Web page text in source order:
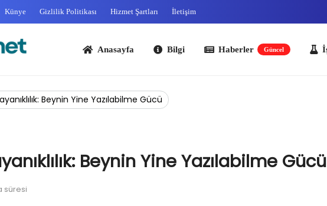
Künye Gizlilik Politikası Hizmet Şartları İletişim
Anasayfa Haberler İş Dünyası
Beynin Yine Yazılabilme Gücü
Beynin Yine Yazılabilme Gücü
süresi